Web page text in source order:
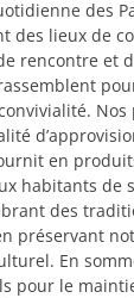
des
des lieux de
rencontre et
Nos
en
habitants de
des
préservant
En
pour le